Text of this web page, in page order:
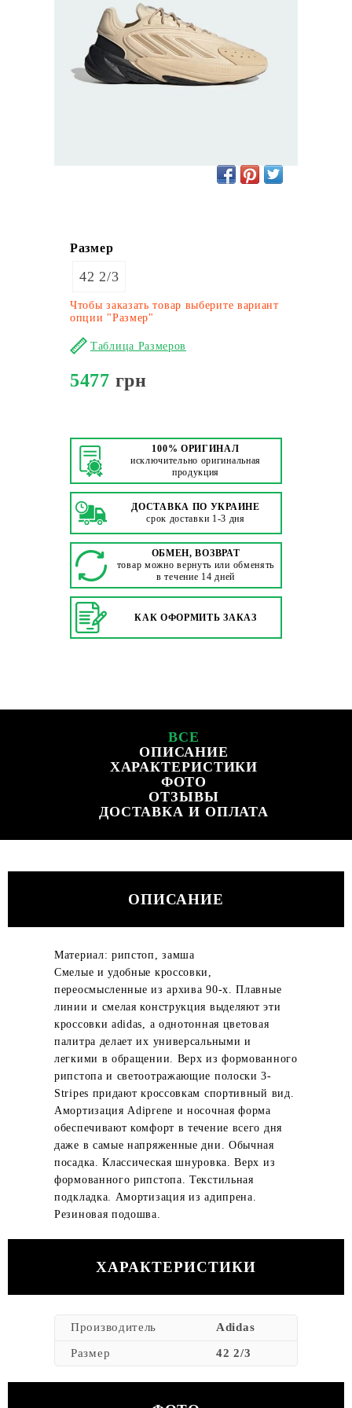
Размер
42 2/3
Чтобы заказать товар выберите вариант
опции "Размер"
Таблица Размеров
5477 грн
100% ОРИГИНАЛ
исключительно оригинальная
продукция
ДОСТАВКА ПО УКРАИНЕ
срок доставки 1-3 дня
ОБМЕН, ВОЗВРАТ
товар можно вернуть или обменять
в течение 14 дней
КАК ОФОРМИТЬ ЗАКАЗ
ВСЕ
ОПИСАНИЕ
ХАРАКТЕРИСТИКИ
ФОТО
ОТЗЫВЫ
ДОСТАВКА И ОПЛАТА
ОПИСАНИЕ
Материал: рипстоп, замша
Смелые и удобные кроссовки,
переосмысленные из архива 90-х. Плавные
линии и смелая конструкция выделяют эти
кроссовки adidas, а однотонная цветовая
палитра делает их универсальными и
легкими в обращении. Верх из формованного
рипстопа и светоотражающие полоски 3-
Stripes придают кроссовкам спортивный вид.
Амортизация Adiprene и носочная форма
обеспечивают комфорт в течение всего дня
даже в самые напряженные дни. Обычная
посадка. Классическая шнуровка. Верх из
формованного рипстопа. Текстильная
подкладка. Амортизация из адипрена.
Резиновая подошва.
ХАРАКТЕРИСТИКИ
Производитель Adidas
Размер 42 2/3